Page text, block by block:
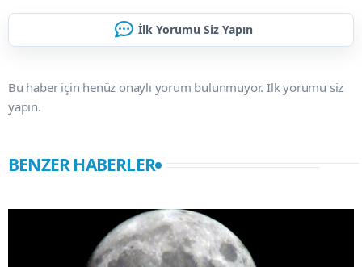
İlk Yorumu Siz Yapın
Bu haber için henüz onaylı yorum bulunmuyor. İlk yorumu siz
yapın.
BENZER HABERLER